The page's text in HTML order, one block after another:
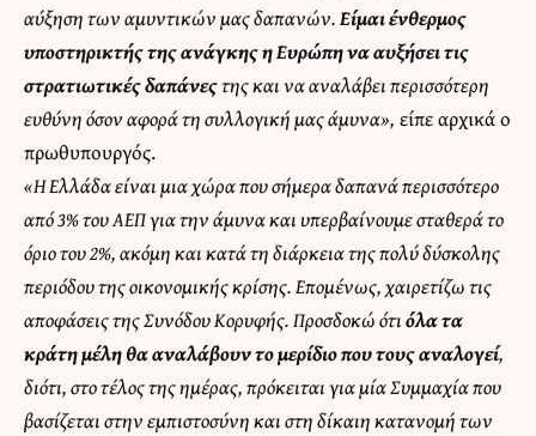
αύξηση των αμυντικών μας δαπανών.Είμαι ένθερμος
υποστηρικτής της ανάγκης η Ευρώπη να αυξήσει τις
στρατιωτικές δαπάνεςτης και να αναλάβει περισσότερη
ευθύνη όσον αφορά τη συλλογική μας άμυνα», είπε αρχικά ο
πρωθυπουργός.
«Η Ελλάδα είναι μια χώρα που σήμερα δαπανά περισσότερο
από 3% του ΑΕΠ για την άμυνα και υπερβαίνουμε σταθερά το
όριο του 2%, ακόμη και κατά τη διάρκεια της πολύ δύσκολης
περιόδου της οικονομικής κρίσης. Επομένως, χαιρετίζω τις
αποφάσεις της Συνόδου Κορυφής. Προσδοκώ ότιόλα τα
κράτη μέλη θα αναλάβουν το μερίδιο που τους αναλογεί,
διότι, στο τέλος της ημέρας, πρόκειται για μία Συμμαχία που
βασίζεται στην εμπιστοσύνη και στη δίκαιη κατανομή των